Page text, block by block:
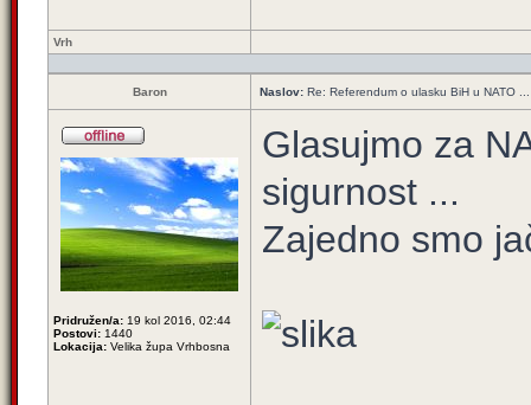
Vrh
Baron Naslov: Re: Referendum o ulasku BiH u NATO ...
Pridružen/a: 19 kol 2016, 02:44
Postovi: 1440
Lokacija: Velika župa Vrhbosna
Glasujmo za
sigurnost ...
Zajedno smo